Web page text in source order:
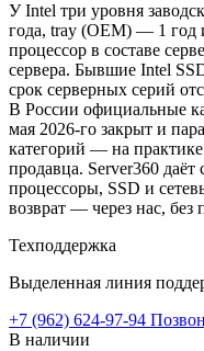
У Intel три уровня
года, tray (OEM) — 1 год
процессор в составе
сервера. Бывшие Intel
срок серверных серий
В России официальные
мая 2026-го закрыт и
категорий — на практике
продавца. Server360
процессоры, SSD и
возврат — через нас, без
Техподдержка
Выделенная линия
+7 (962) 624-97-94
В наличии